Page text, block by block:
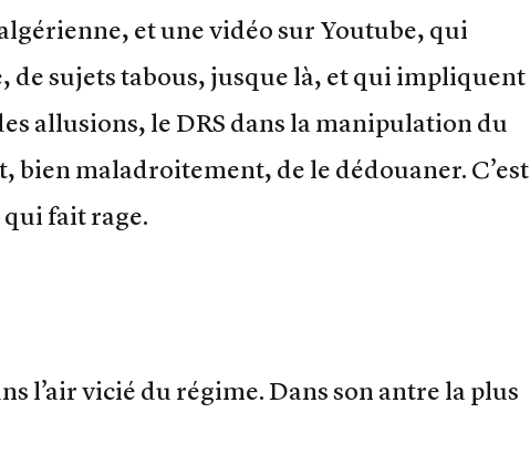
et une vidéo sur Youtube, qui
de sujets tabous, jusque là, et qui impliquent
allusions, le DRS dans la manipulation du
maladroitement, de le dédouaner. C’est
fait rage.
l’air vicié du régime. Dans son antre la plus